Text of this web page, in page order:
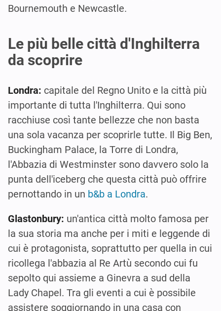
Bournemouth e Newcastle.
Le più belle città d'Inghilterra
da scoprire
Londra: capitale del Regno Unito e la città più
importante di tutta l'Inghilterra. Qui sono
racchiuse così tante bellezze che non basta
una sola vacanza per scoprirle tutte. Il Big Ben,
Buckingham Palace, la Torre di Londra,
l'Abbazia di Westminster sono davvero solo la
punta dell'iceberg che questa città può offrire
pernottando in un b&b a Londra.
Glastonbury: un'antica città molto famosa per
la sua storia ma anche per i miti e leggende di
cui è protagonista, soprattutto per quella in cui
ricollega l'abbazia al Re Artù secondo cui fu
sepolto qui assieme a Ginevra a sud della
Lady Chapel. Tra gli eventi a cui è possibile
assistere soggiornando in una casa con